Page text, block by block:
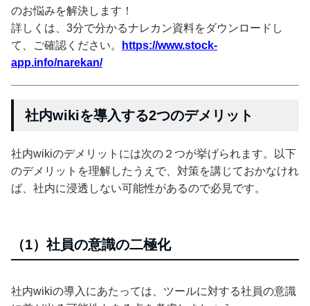
のお悩みを解決します！
詳しくは、3分で分かるナレカン資料をダウンロードし
て、ご確認ください。
https://www.stock-
app.info/narekan/
社内wikiを導入する2つのデメリット
社内wikiのデメリットには次の２つが挙げられます。以下
のデメリットを理解したうえで、対策を講じておかなけれ
ば、社内に浸透しない可能性があるので必見です。
（1）社員の意識の二極化
社内wikiの導入にあたっては、ツールに対する社員の意識